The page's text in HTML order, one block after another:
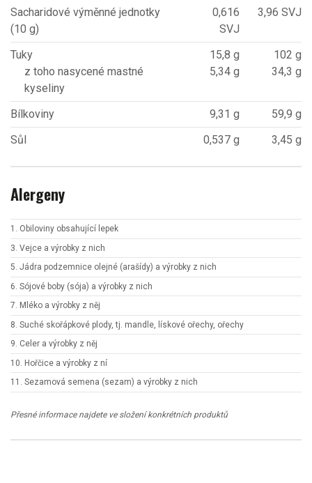
Sacharidové výměnné jednotky
(10 g)
0,616
SVJ
3,96 SVJ
Tuky
z toho nasycené mastné
kyseliny
15,8 g
5,34 g
102 g
34,3 g
Bílkoviny 9,31 g
59,9 g
Sůl
0,537 g 3,45 g
Alergeny
1. Obiloviny obsahující lepek
3. Vejce a výrobky z nich
5. Jádra podzemnice olejné (arašídy) a výrobky z nich
6. Sójové boby (sója) a výrobky z nich
7. Mléko a výrobky z něj
8. Suché skořápkové plody, tj. mandle, lískové ořechy, ořechy
9. Celer a výrobky z něj
10. Hořčice a výrobky z ní
11. Sezamová semena (sezam) a výrobky z nich
Přesné informace najdete ve složení konkrétních produktů